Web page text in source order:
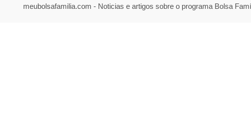
meubolsafamilia.com - Noticias e artigos sobre o programa Bolsa